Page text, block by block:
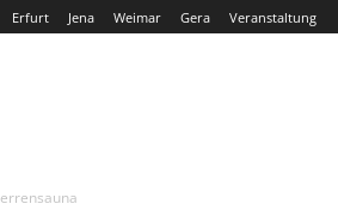
Erfurt Jena Weimar Gera Veranstaltung